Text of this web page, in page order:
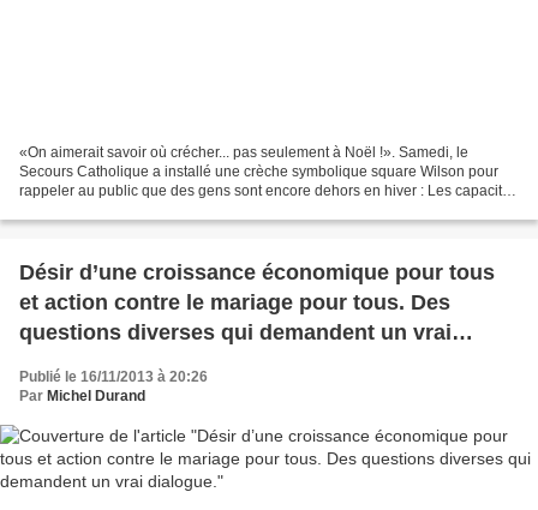
«On aimerait savoir où crécher... pas seulement à Noël !». Samedi, le
Secours Catholique a installé une crèche symbolique square Wilson pour
rappeler au public que des gens sont encore dehors en hiver : Les capacités
Désir d’une croissance économique pour tous
et action contre le mariage pour tous. Des
questions diverses qui demandent un vrai
Publié le 16/11/2013 à 20:26
Par Michel Durand